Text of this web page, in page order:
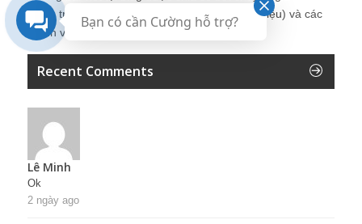
Quản trị Nhân sự Nguyễn Hùng Cường (
giới thiệu) và các
thành viên khác trong cộng đồng Nhân sự.
Recent Comments
Lê Minh
Ok
2 ngày ago
Bạn có cần Cường hỗ trợ?